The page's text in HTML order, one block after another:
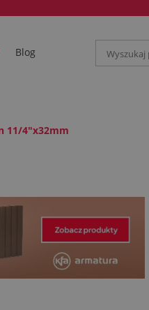
Blog
11/4"x32mm